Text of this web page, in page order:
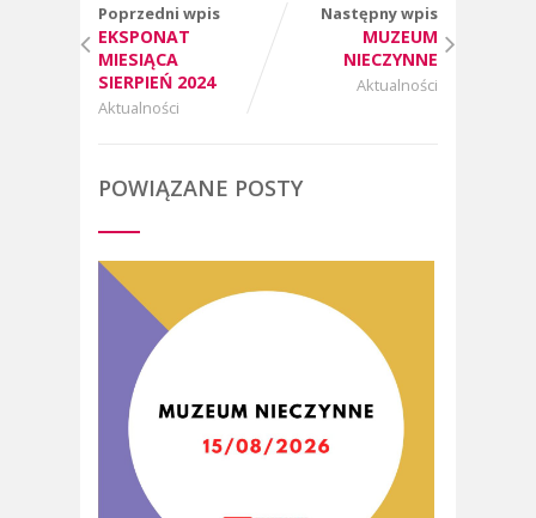
Poprzedni wpis
EKSPONAT
MIESIĄCA
SIERPIEŃ 2024
Aktualności
Następny wpis
MUZEUM
NIECZYNNE
Aktualności
POWIĄZANE POSTY